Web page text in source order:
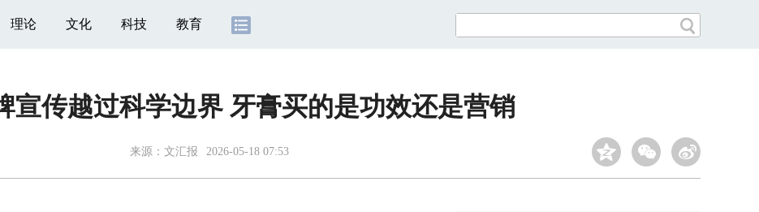
理论 文化 科技 教育
宣传越过科学边界 牙膏买的是功效还是营销
来源： 文汇报 2026-05-18 07:53